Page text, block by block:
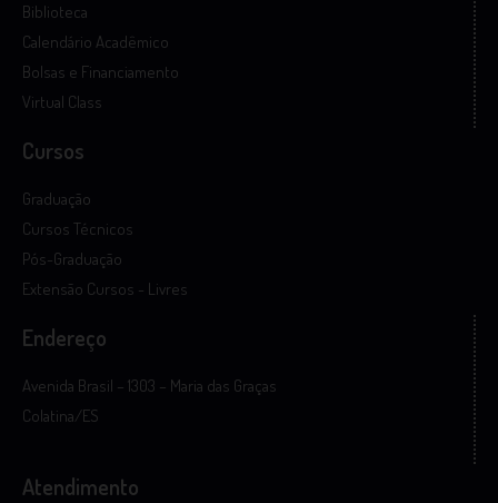
Biblioteca
Calendário Acadêmico
Bolsas e Financiamento
Virtual Class
Cursos
Graduação
Cursos Técnicos
Pós-Graduação
Extensão Cursos - Livres
Endereço
Avenida Brasil – 1303 – Maria das Graças
Colatina/ES
Atendimento